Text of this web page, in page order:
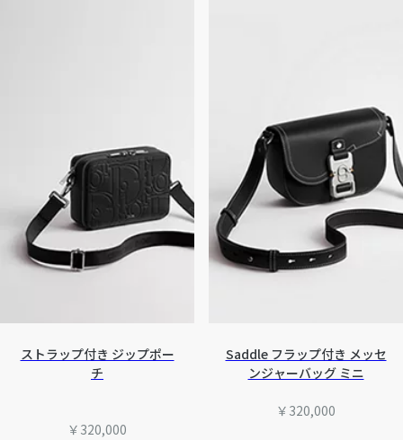
ストラップ付き ジップポー
チ
￥320,000
Saddle フラップ付き メッセ
ンジャーバッグ ミニ
￥320,000